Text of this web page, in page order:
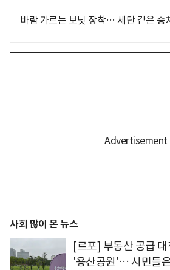
바람 가르는 보닛 장착… 세단 같은 승
사회 많이 본 뉴스
[르포] 부동산 공급
'용산공원'… 시민들